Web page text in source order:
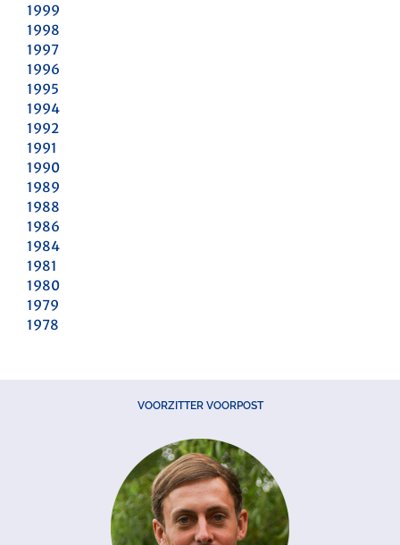
1999
1998
1997
1996
1995
1994
1992
1991
1990
1989
1988
1986
1984
1981
1980
1979
1978
VOORZITTER VOORPOST